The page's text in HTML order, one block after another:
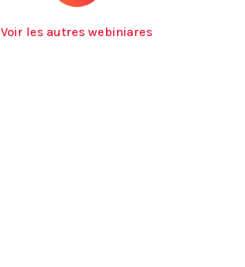
Voir les autres webiniares